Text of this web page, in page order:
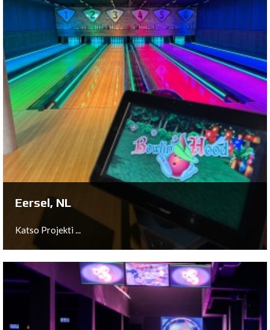
Groningen, NL
Katso Projekti ...
Eersel, NL
Katso Projekti ...